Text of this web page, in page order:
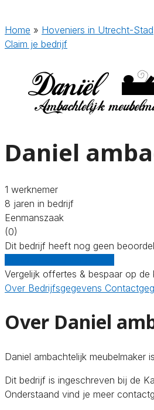
Home » Hoveniers in Utrecht-Stad
Claim je bedrijf
Daniel
1 werknemer
8 jaren in bedrijf
Eenmanszaak
(0)
Dit bedrijf heeft nog geen
Vergelijk offertes & bespaar op de
Over Bedrijfsgegevens
Over Daniel
Daniel ambachtelijk meubelmaker
Dit bedrijf is ingeschreven bij de
Onderstaand vind je meer